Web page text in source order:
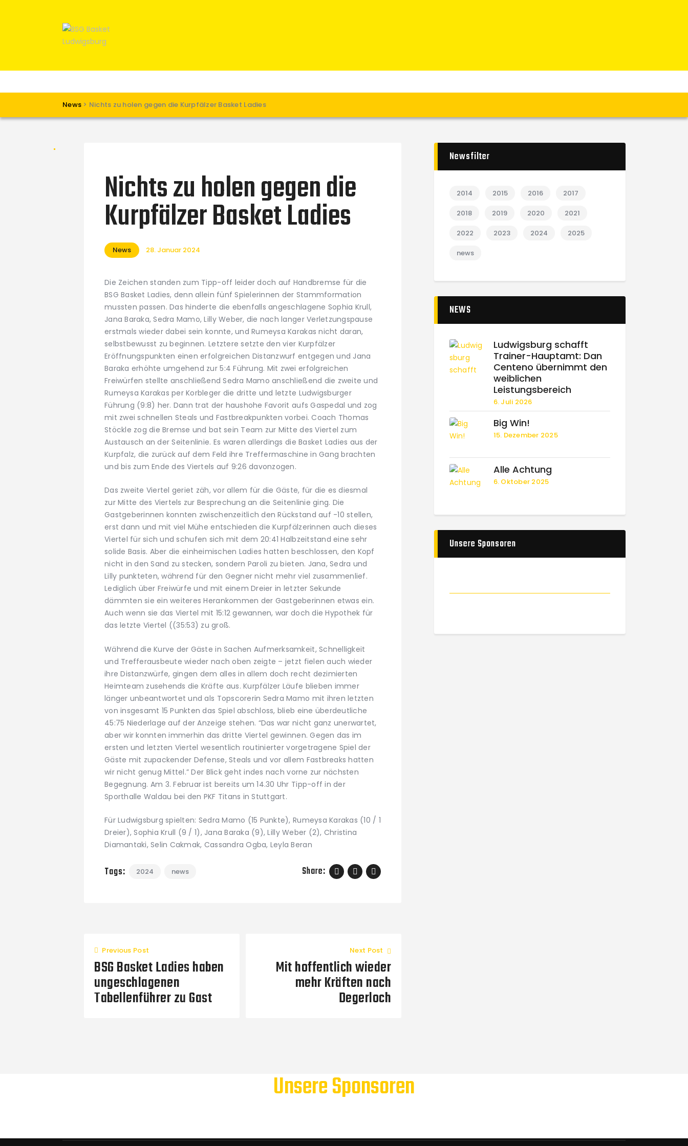
News > Nichts zu holen gegen die Kurpfälzer Basket Ladies
Spielbetrieb
Nichts zu holen gegen die
Kurpfälzer Basket Ladies
News 28. Januar 2024
Die Zeichen standen zum Tipp-off leider doch auf Handbremse für die
BSG Basket Ladies, denn allein fünf Spielerinnen der Stammformation
mussten passen. Das hinderte die ebenfalls angeschlagene Sophia Krull,
Jana Baraka, Sedra Mamo, Lilly Weber, die nach langer Verletzungspause
erstmals wieder dabei sein konnte, und Rumeysa Karakas nicht daran,
selbstbewusst zu beginnen. Letztere setzte den vier Kurpfälzer
Eröffnungspunkten einen erfolgreichen Distanzwurf entgegen und Jana
Baraka erhöhte umgehend zur 5:4 Führung. Mit zwei erfolgreichen
Freiwürfen stellte anschließend Sedra Mamo anschließend die zweite und
Rumeysa Karakas per Korbleger die dritte und letzte Ludwigsburger
Führung (9:8) her. Dann trat der haushohe Favorit aufs Gaspedal und zog
mit zwei schnellen Steals und Fastbreakpunkten vorbei. Coach Thomas
Stöckle zog die Bremse und bat sein Team zur Mitte des Viertel zum
Austausch an der Seitenlinie. Es waren allerdings die Basket Ladies aus der
Kurpfalz, die zurück auf dem Feld ihre Treffermaschine in Gang brachten
und bis zum Ende des Viertels auf 9:26 davonzogen.
Das zweite Viertel geriet zäh, vor allem für die Gäste, für die es diesmal
zur Mitte des Viertels zur Besprechung an die Seitenlinie ging. Die
Gastgeberinnen konnten zwischenzeitlich den Rückstand auf -10 stellen,
erst dann und mit viel Mühe entschieden die Kurpfälzerinnen auch dieses
Viertel für sich und schufen sich mit dem 20:41 Halbzeitstand eine sehr
solide Basis. Aber die einheimischen Ladies hatten beschlossen, den Kopf
nicht in den Sand zu stecken, sondern Paroli zu bieten. Jana, Sedra und
Lilly punkteten, während für den Gegner nicht mehr viel zusammenlief.
Lediglich über Freiwürfe und mit einem Dreier in letzter Sekunde
dämmten sie ein weiteres Herankommen der Gastgeberinnen etwas ein.
Auch wenn sie das Viertel mit 15:12 gewannen, war doch die Hypothek für
das letzte Viertel ((35:53) zu groß.
Während die Kurve der Gäste in Sachen Aufmerksamkeit, Schnelligkeit
und Trefferausbeute wieder nach oben zeigte – jetzt fielen auch wieder
ihre Distanzwürfe, gingen dem alles in allem doch recht dezimierten
Heimteam zusehends die Kräfte aus. Kurpfälzer Läufe blieben immer
länger unbeantwortet und als Topscorerin Sedra Mamo mit ihren letzten
von insgesamt 15 Punkten das Spiel abschloss, blieb eine überdeutliche
45:75 Niederlage auf der Anzeige stehen. “Das war nicht ganz unerwartet,
aber wir konnten immerhin das dritte Viertel gewinnen. Gegen das im
ersten und letzten Viertel wesentlich routinierter vorgetragene Spiel der
Gäste mit zupackender Defense, Steals und vor allem Fastbreaks hatten
wir nicht genug Mittel.” Der Blick geht indes nach vorne zur nächsten
Begegnung. Am 3. Februar ist bereits um 14.30 Uhr Tipp-off in der
Sporthalle Waldau bei den PKF Titans in Stuttgart.
Für Ludwigsburg spielten: Sedra Mamo (15 Punkte), Rumeysa Karakas (10 / 1
Dreier), Sophia Krull (9 / 1), Jana Baraka (9), Lilly Weber (2), Christina
Diamantaki, Selin Cakmak, Cassandra Ogba, Leyla Beran
Tags: 2024 news Share:
Previous Post
BSG Basket Ladies haben
ungeschlagenen
Tabellenführer zu Gast
Next Post
Mit hoffentlich wieder
mehr Kräften nach
Degerloch
Newsfilter
2014 2015 2016 2017
2018 2019 2020 2021
2022 2023 2024 2025
news
NEWS
Ludwigsburg schafft
Trainer-Hauptamt: Dan
Centeno übernimmt den
weiblichen
Leistungsbereich
6. Juli 2026
Big Win!
15. Dezember 2025
Alle Achtung
6. Oktober 2025
Unsere Sponsoren
Unsere Sponsoren